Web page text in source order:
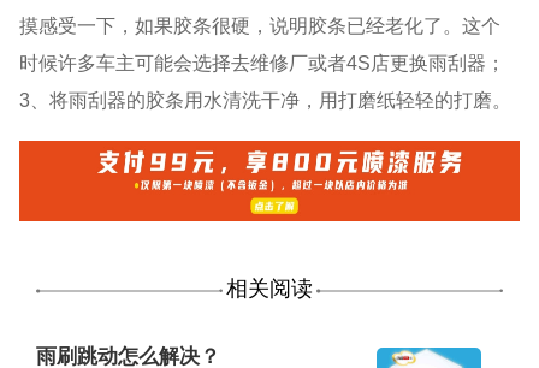
摸感受一下，如果胶条很硬，说明胶条已经老化了。这个
时候许多车主可能会选择去维修厂或者4S店更换雨刮器；
3、将雨刮器的胶条用水清洗干净，用打磨纸轻轻的打磨。
相关阅读
雨刷跳动怎么解决？